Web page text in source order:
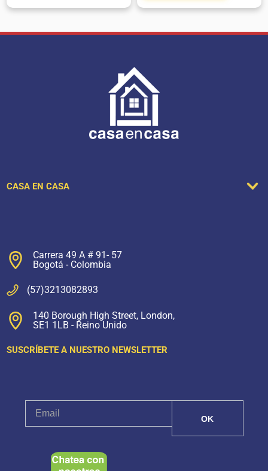
CASA EN CASA
Carrera 49 A # 91- 57
Bogotá - Colombia
(57)3213082893
140 Borough High Street, London,
SE1 1LB - Reino Unido
SUSCRÍBETE A NUESTRO NEWSLETTER